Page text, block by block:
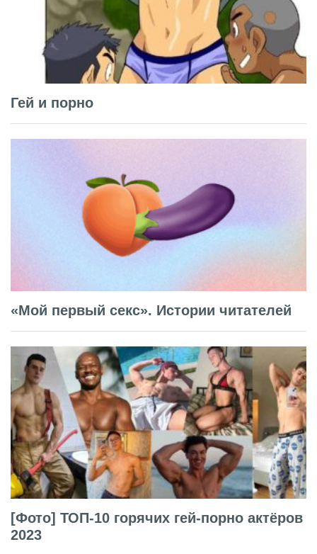
Гей и порно
«Мой первый секс». Истории читателей
[Фото] ТОП-10 горячих гей-порно актёров
2023